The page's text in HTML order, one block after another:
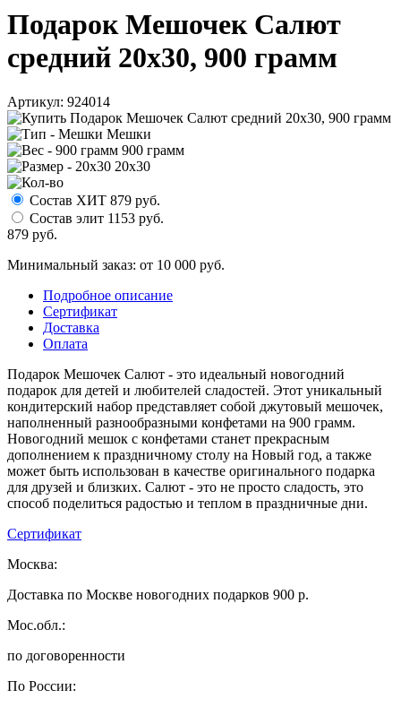
Подарок Мешочек Салют
средний 20х30, 900 грамм
Артикул: 924014
Мешки
900 грамм
20х30
Состав ХИТ 879 руб.
Состав элит 1153 руб.
879 руб.
Минимальный заказ: от 10 000 руб.
Подробное описание
Сертификат
Доставка
Оплата
Подарок Мешочек Салют - это идеальный новогодний
подарок для детей и любителей сладостей. Этот уникальный
кондитерский набор представляет собой джутовый мешочек,
наполненный разнообразными конфетами на 900 грамм.
Новогодний мешок с конфетами станет прекрасным
дополнением к праздничному столу на Новый год, а также
может быть использован в качестве оригинального подарка
для друзей и близких. Салют - это не просто сладость, это
способ поделиться радостью и теплом в праздничные дни.
Сертификат
Москва:
Доставка по Москве новогодних подарков 900 р.
Мос.обл.:
по договоренности
По России: